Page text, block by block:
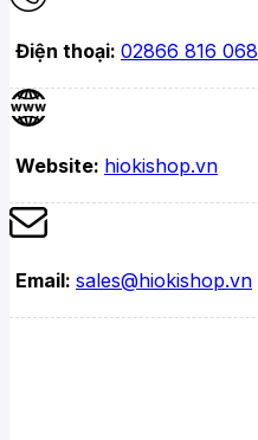
Điện thoại: 02866 816 068
Website: hiokishop.vn
Email: sales@hiokishop.vn